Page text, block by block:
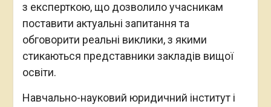
з експерткою, що дозволило учасникам
поставити актуальні запитання та
обговорити реальні виклики, з якими
стикаються представники закладів вищої
освіти.
Навчально-науковий юридичний інститут і